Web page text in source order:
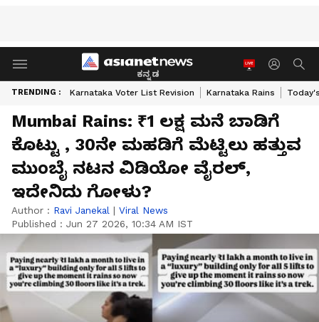
ಕನ್ನಡ
TRENDING : Karnataka Voter List Revision Karnataka Rains
Mumbai Rains: ₹1 ಲಕ್ಷ ಮನೆ ಬಾಡಿಗೆ
ಕೊಟ್ಟು , 30ನೇ ಮಹಡಿಗೆ ಮೆಟ್ಟಿಲು ಹತ್ತುವ
ಮುಂಬೈ ನಟನ ವಿಡಿಯೋ ವೈರಲ್,
ಇದೇನಿದು ಗೋಳು?
Author : Ravi Janekal | Viral News
Published : Jun 27 2026, 10:34 AM IST